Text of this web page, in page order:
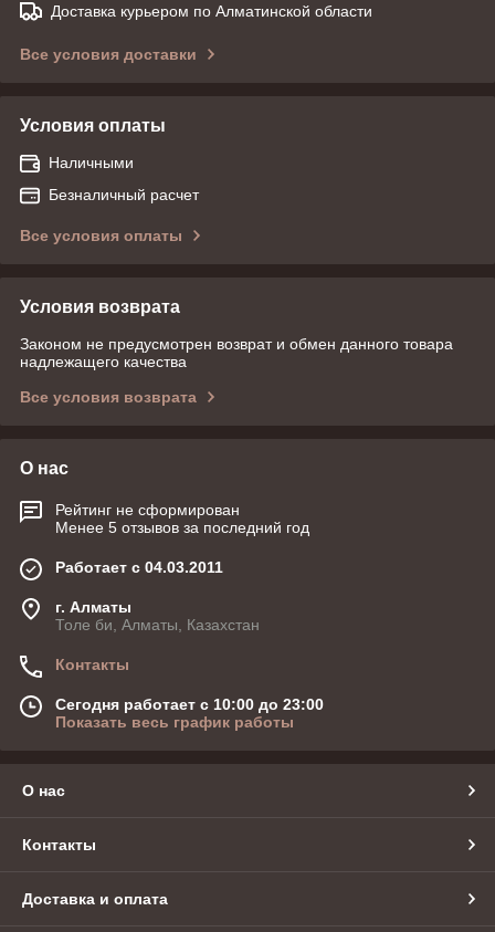
Доставка курьером по Алматинской области
Все условия доставки
Условия оплаты
Наличными
Безналичный расчет
Все условия оплаты
Условия возврата
Законом не предусмотрен возврат и обмен данного товара
надлежащего качества
Все условия возврата
О нас
Рейтинг не сформирован
Менее 5 отзывов за последний год
Работает с 04.03.2011
г. Алматы
Толе би, Алматы, Казахстан
Контакты
Сегодня работает с 10:00 до 23:00
Показать весь график работы
О нас
Контакты
Доставка и оплата